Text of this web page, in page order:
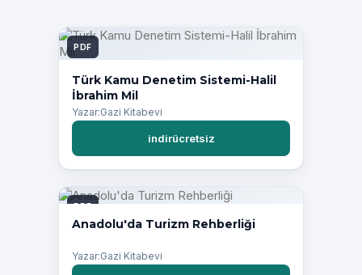
PDF
Türk Kamu Denetim Sistemi-Halil
İbrahim Mil
Yazar:Gazi Kitabevi
indirücretsiz
PDF
Anadolu'da Turizm Rehberliği
Yazar:Gazi Kitabevi